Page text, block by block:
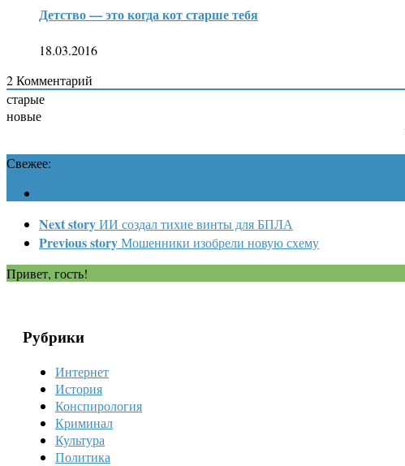
Детство — это когда кот старше тебя
18.03.2016
2Комментарий
старые
новые
Свежее:
Next storyИИ создал тихие винты для БПЛА
Previous storyМошенники изобрели новую схему
Привет, гость!
Рубрики
Интернет
История
Конспирология
Криминал
Культура
Политика